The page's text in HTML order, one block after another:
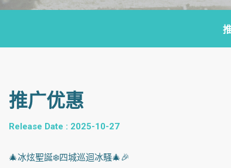
推广优惠
Release Date : 2025-10-27
🎄冰炫聖誕❄️四城巡迴冰騷🎄🎉